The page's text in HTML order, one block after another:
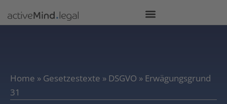
Home » Gesetzestexte » DSGVO » Erwägungsgrund
31